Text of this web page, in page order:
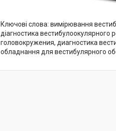
Ключові слова: вимірювання
діагностика
головокружения, диагностика
обладнання для вестибулярного